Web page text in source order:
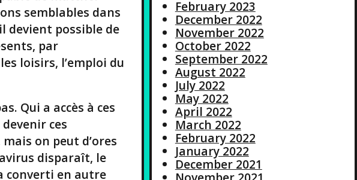
semblables dans
devient possible de
par
loisirs, l’emploi du
Qui a accès à ces
ces
on peut d’ores
disparaît, le
converti en autre
February 2023
December 2022
November 2022
October 2022
September 2022
August 2022
July 2022
May 2022
April 2022
March 2022
February 2022
January 2022
December 2021